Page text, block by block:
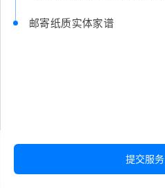
邮寄纸质实体家谱
提交服